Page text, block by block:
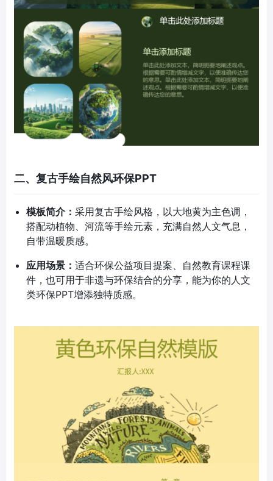
二、复古手绘自然风环保PPT
模板简介： 采用复古手绘风格，以大地黄为主色调，
搭配动植物、河流等手绘元素，充满自然人文气息，
自带温暖质感。
应用场景： 适合环保公益项目提案、自然教育课程课
件，也可用于非遗与环保结合的分享，能为你的人文
类环保PPT增添独特质感。